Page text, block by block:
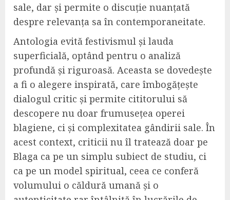
sale, dar și permite o discuție nuanțată
despre relevanța sa în contemporaneitate.
Antologia evită festivismul și lauda
superficială, optând pentru o analiză
profundă și riguroasă. Aceasta se dovedește
a fi o alegere inspirată, care îmbogățește
dialogul critic și permite cititorului să
descopere nu doar frumusețea operei
blagiene, ci și complexitatea gândirii sale. În
acest context, criticii nu îl tratează doar pe
Blaga ca pe un simplu subiect de studiu, ci
ca pe un model spiritual, ceea ce conferă
volumului o căldură umană și o